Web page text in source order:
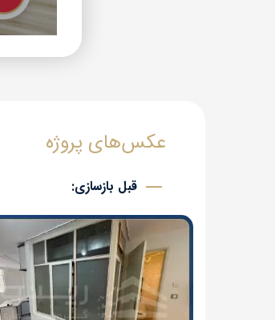
عکس‌های پروژه
قبل بازسازی: